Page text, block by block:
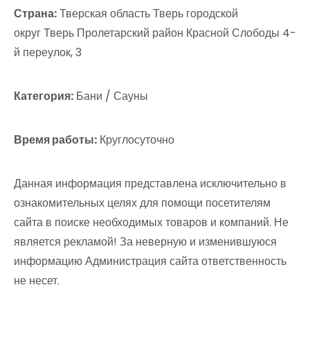
Страна:Тверская область Тверь городской
округ Тверь Пролетарский район Красной Слободы 4-
й переулок, 3
Категория: Бани / Сауны
Время работы: Круглосуточно
Данная информация представлена исключительно в
ознакомительных целях для помощи посетителям
сайта в поиске необходимых товаров и компаний. Не
является рекламой! За неверную и изменившуюся
информацию Администрация сайта ответственность
не несет.